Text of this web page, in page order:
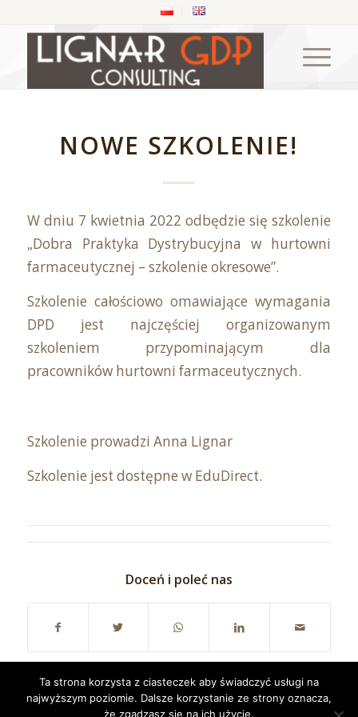
NOWE SZKOLENIE!
W dniu 7 kwietnia 2022 odbędzie się szkolenie
„Dobra Praktyka Dystrybucyjna w hurtowni
farmaceutycznej – szkolenie okresowe”.
Szkolenie całościowo omawiające wymagania
DPD jest najczęściej organizowanym
szkoleniem przypominającym dla
pracowników hurtowni farmaceutycznych.
Szkolenie prowadzi Anna Lignar
Szkolenie jest dostępne w EduDirect.
Doceń i poleć nas
Ta strona korzysta z ciasteczek aby świadczyć usługi na
najwyższym poziomie. Dalsze korzystanie ze strony oznacza,
że zgadzasz się na ich użycie.